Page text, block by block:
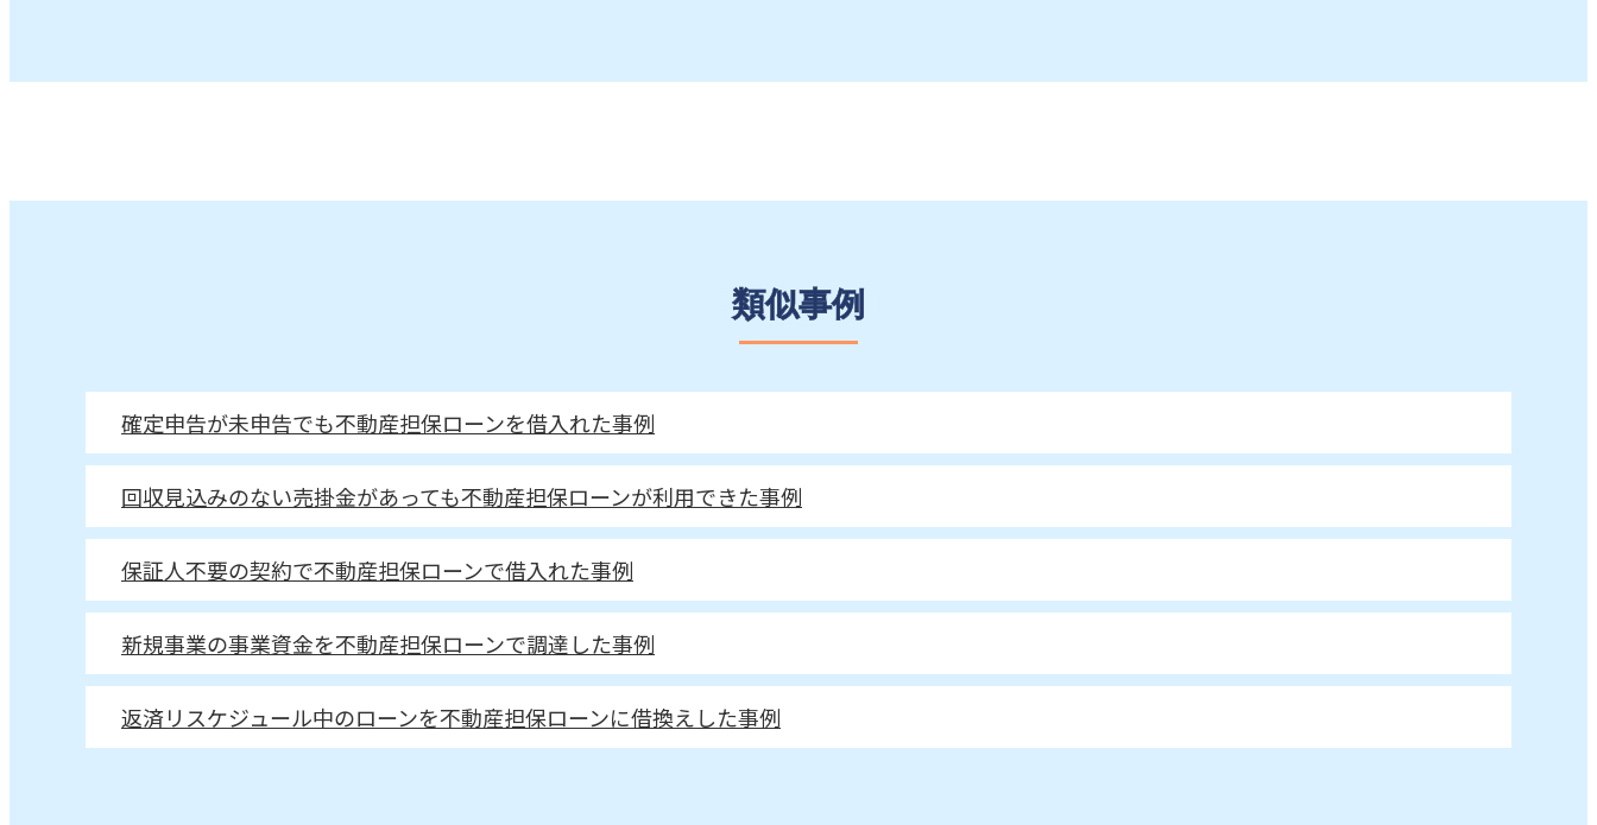
類似事例
確定申告が未申告でも不動産担保ローンを借入れた事例
回収見込みのない売掛金があっても不動産担保ローンが利用できた事例
保証人不要の契約で不動産担保ローンで借入れた事例
新規事業の事業資金を不動産担保ローンで調達した事例
返済リスケジュール中のローンを不動産担保ローンに借換えした事例